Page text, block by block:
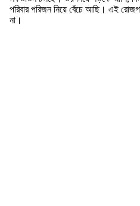
পরিবার পরিজন নিয়ে বেঁচে আছি। এই
না।